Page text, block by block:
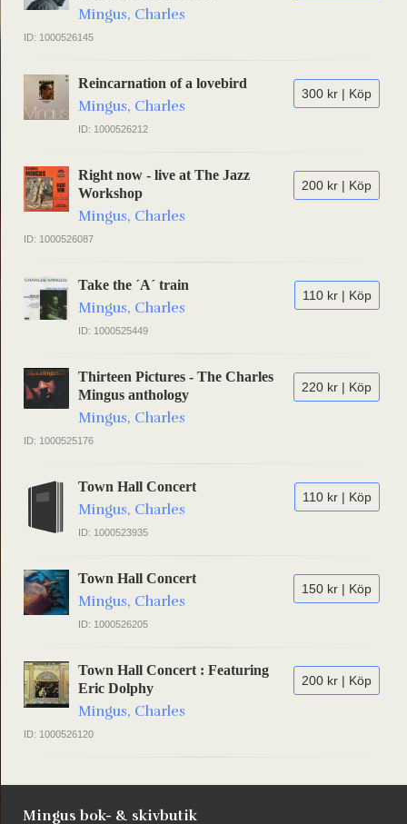
Mingus, Charles
ID: 1000526145
300 kr | Köp
Reincarnation of a lovebird
Mingus, Charles
ID: 1000526212
200 kr | Köp
Right now - live at The Jazz
Workshop
Mingus, Charles
ID: 1000526087
110 kr | Köp
Take the ´A´ train
Mingus, Charles
ID: 1000525449
220 kr | Köp
Thirteen Pictures - The Charles
Mingus anthology
Mingus, Charles
ID: 1000525176
110 kr | Köp
Town Hall Concert
Mingus, Charles
ID: 1000523935
150 kr | Köp
Town Hall Concert
Mingus, Charles
ID: 1000526205
200 kr | Köp
Town Hall Concert : Featuring
Eric Dolphy
Mingus, Charles
ID: 1000526120
Mingus bok- & skivbutik